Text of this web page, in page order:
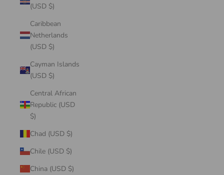
(USD $)
Caribbean
Netherlands
(USD $)
Cayman Islands
(USD $)
Central African
Republic (USD
$)
Chad (USD $)
Chile (USD $)
China (USD $)